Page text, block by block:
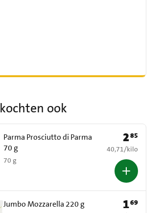
kochten ook
Parma Prosciutto di Parma
70 g
70 g
Prijs: € 2,85
285
€ 40,71 per kilo
40,71/kilo
Jumbo Mozzarella 220 g Prijs: € 1,69
169